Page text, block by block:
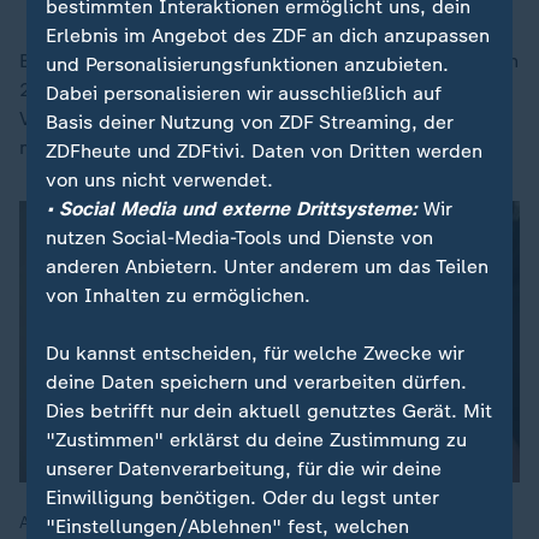
Beschlossen wurden unter anderem die Einstellung von
200 zusätzlichen Kräften bei der DB Sicherheit, eine
Verbesserung der Ausrüstung der Mitarbeiter sowie
mehr Kooperation mit der Bundespolizei.
Aufgrund von Angriffen gegen Bahnmitarbeitende und daraus
bestimmten Interaktionen ermöglicht uns, dein
Erlebnis im Angebot des ZDF an dich anzupassen
und Personalisierungsfunktionen anzubieten.
Dabei personalisieren wir ausschließlich auf
Basis deiner Nutzung von ZDF Streaming, der
ZDFheute und ZDFtivi. Daten von Dritten werden
von uns nicht verwendet.
• Social Media und externe Drittsysteme:Wir
nutzen Social-Media-Tools und Dienste von
anderen Anbietern. Unter anderem um das Teilen
von Inhalten zu ermöglichen.
Du kannst entscheiden, für welche Zwecke wir
deine Daten speichern und verarbeiten dürfen.
Dies betrifft nur dein aktuell genutztes Gerät. Mit
"Zustimmen" erklärst du deine Zustimmung zu
unserer Datenverarbeitung, für die wir deine
Einwilligung benötigen. Oder du legst unter
"Einstellungen/Ablehnen" fest, welchen